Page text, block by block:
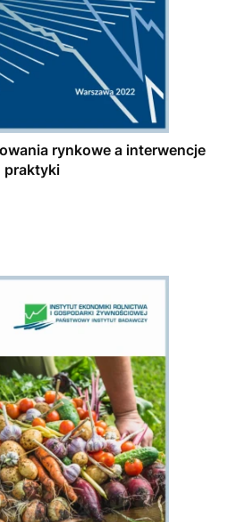
rynkowe a interwencje
praktyki